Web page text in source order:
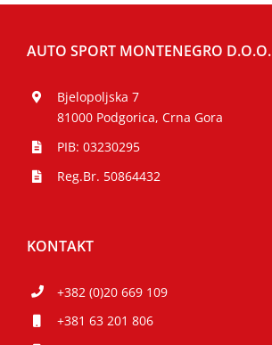
AUTO SPORT MONTENEGRO D.O.O.
Bjelopoljska 7
81000 Podgorica, Crna Gora
PIB: 03230295
Reg.Br. 50864432
KONTAKT
+382 (0)20 669 109
+381 63 201 806